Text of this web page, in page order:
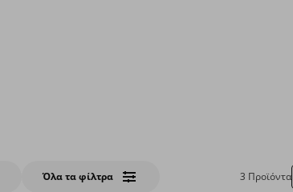
Όλα τα φίλτρα 3 Προϊόντα